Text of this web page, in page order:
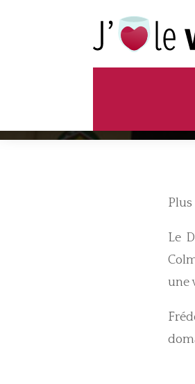
Plus
Le
une